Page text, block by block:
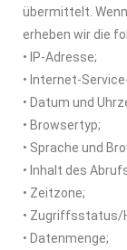
übermittelt.
erheben wir die
• IP-Adresse;
• Internet-
• Datum und
• Browsertyp;
• Sprache und
• Inhalt des
• Zeitzone;
• Zugriffsstatus/
• Datenmenge;